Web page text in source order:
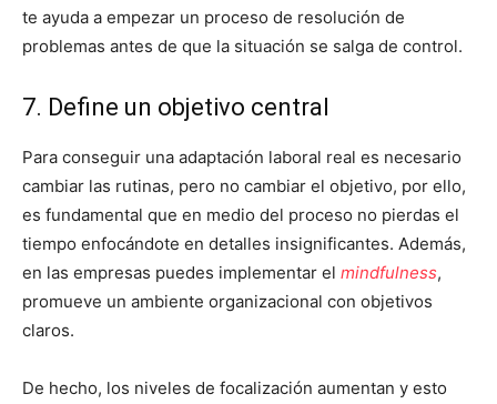
te ayuda a empezar un proceso de resolución de
problemas antes de que la situación se salga de control.
7. Define un objetivo central
Para conseguir una adaptación laboral real es necesario
cambiar las rutinas, pero no cambiar el objetivo, por ello,
es fundamental que en medio del proceso no pierdas el
tiempo enfocándote en detalles insignificantes. Además,
en las empresas puedes implementar el mindfulness,
promueve un ambiente organizacional con objetivos
claros.
De hecho, los niveles de focalización aumentan y esto